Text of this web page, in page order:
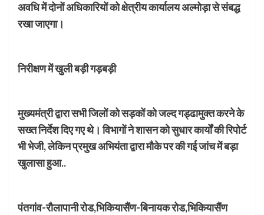
अवधि में दोनों अधिकारियों को क्षेत्रीय कार्यालय अल्मोड़ा से संबद्ध
रखा जाएगा।
निरीक्षण में खुली बड़ी गड़बड़ी
मुख्यमंत्री द्वारा सभी जिलों को सड़कों को जल्द गड्ढामुक्त करने के
सख्त निर्देश दिए गए थे। विभागों ने शासन को सुधार कार्यों की रिपोर्ट
भी भेजी, लेकिन प्रमुख अभियंता द्वारा मौके पर की गई जांच में बड़ा
खुलासा हुआ..
पंतगांव-रौलापानी रोड,भिकियासैंण-बिनायक रोड,भिकियासैंण